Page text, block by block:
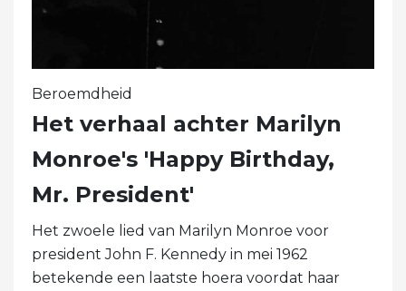
Beroemdheid
Het verhaal achter Marilyn
Monroe's 'Happy Birthday,
Mr. President'
Het zwoele lied van Marilyn Monroe voor
president John F. Kennedy in mei 1962
betekende een laatste hoera voordat haar